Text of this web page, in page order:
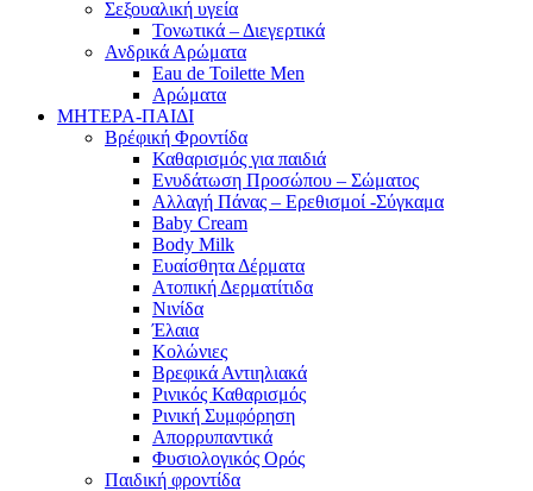
Σεξουαλική υγεία
Τονωτικά – Διεγερτικά
Ανδρικά Αρώματα
Eau de Toilette Men
Αρώματα
ΜΗΤΕΡΑ-ΠΑΙΔΙ
Βρέφική Φροντίδα
Καθαρισμός για παιδιά
Ενυδάτωση Προσώπου – Σώματος
Αλλαγή Πάνας – Ερεθισμοί -Σύγκαμα
Baby Cream
Body Milk
Ευαίσθητα Δέρματα
Ατοπική Δερματίτιδα
Νινίδα
Έλαια
Κολώνιες
Βρεφικά Αντιηλιακά
Ρινικός Καθαρισμός
Ρινική Συμφόρηση
Απορρυπαντικά
Φυσιολογικός Ορός
Παιδική φροντίδα